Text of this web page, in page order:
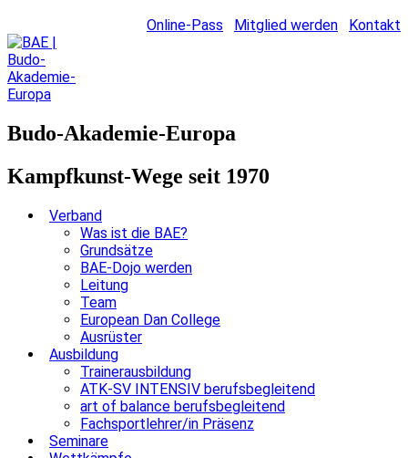
Online-Pass Mitglied werden Kontakt
Budo-Akademie-Europa
Kampfkunst-Wege seit 1970
Verband
Was ist die BAE?
Grundsätze
BAE-Dojo werden
Leitung
Team
European Dan College
Ausrüster
Ausbildung
Trainerausbildung
ATK-SV INTENSIV berufsbegleitend
art of balance berufsbegleitend
Fachsportlehrer/in Präsenz
Seminare